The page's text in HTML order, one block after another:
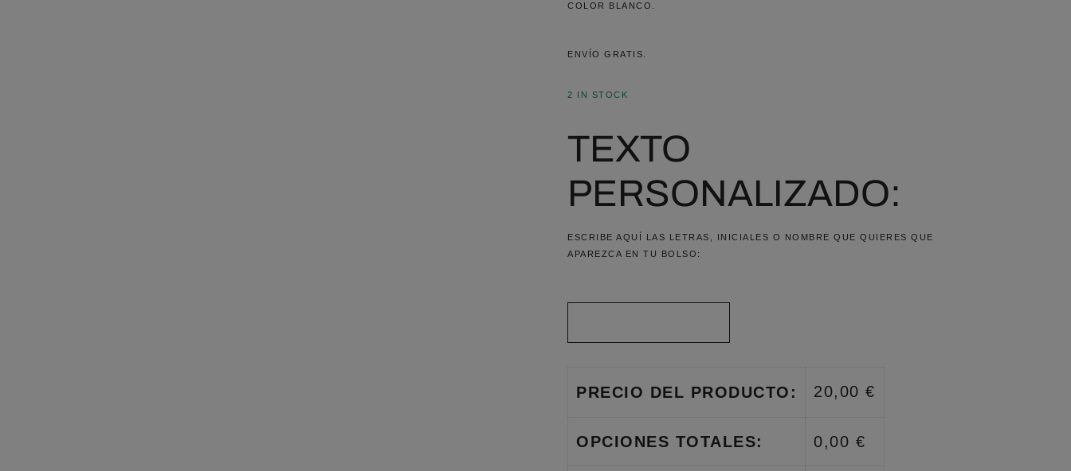
COLOR BLANCO.
ENVÍO GRATIS.
2 IN STOCK
TEXTO
PERSONALIZADO:
ESCRIBE AQUÍ LAS LETRAS, INICIALES O NOMBRE QUE QUIERES QUE
APAREZCA EN TU BOLSO:
PRECIO DEL PRODUCTO: 20,00 €
OPCIONES TOTALES: 0,00 €